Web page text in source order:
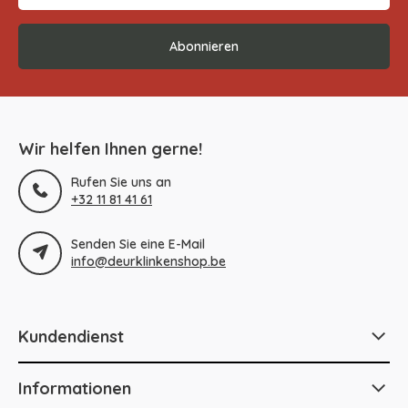
Abonnieren
Wir helfen Ihnen gerne!
Rufen Sie uns an
+32 11 81 41 61
Senden Sie eine E-Mail
info@deurklinkenshop.be
Kundendienst
Informationen